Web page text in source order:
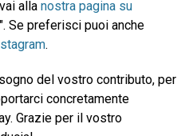
alla nostra pagina su
Se preferisci puoi anche
.
del vostro contributo, per
concretamente
Grazie per il vostro